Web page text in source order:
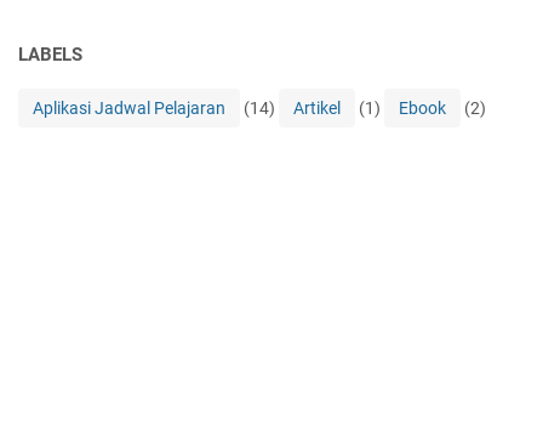
LABELS
Aplikasi Jadwal Pelajaran (14) Artikel (1) Ebook (2)